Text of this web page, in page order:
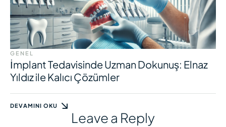
GENEL
İmplant Tedavisinde Uzman Dokunuş: Elnaz
Yıldız ile Kalıcı Çözümler
DEVAMINI OKU
Leave a Reply